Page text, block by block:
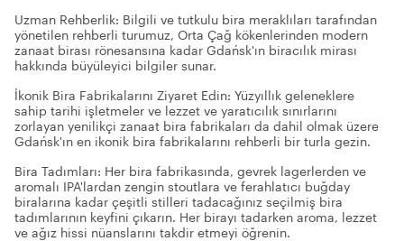
Uzman Rehberlik: Bilgili ve tutkulu bira meraklıları tarafından
yönetilen rehberli turumuz, Orta Çağ kökenlerinden modern
zanaat birası rönesansına kadar Gdańsk'ın biracılık mirası
hakkında büyüleyici bilgiler sunar.
İkonik Bira Fabrikalarını Ziyaret Edin: Yüzyıllık geleneklere
sahip tarihi işletmeler ve lezzet ve yaratıcılık sınırlarını
zorlayan yenilikçi zanaat bira fabrikaları da dahil olmak üzere
Gdańsk'ın en ikonik bira fabrikalarını rehberli bir turla gezin.
Bira Tadımları: Her bira fabrikasında, gevrek lagerlerden ve
aromalı IPA'lardan zengin stoutlara ve ferahlatıcı buğday
biralarına kadar çeşitli stilleri tadacağınız seçilmiş bira
tadımlarının keyfini çıkarın. Her birayı tadarken aroma, lezzet
ve ağız hissi nüanslarını takdir etmeyi öğrenin.